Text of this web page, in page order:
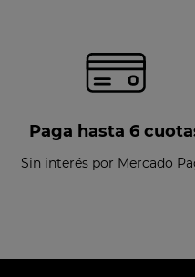
Paga hasta 6
Sin interés por Mercado